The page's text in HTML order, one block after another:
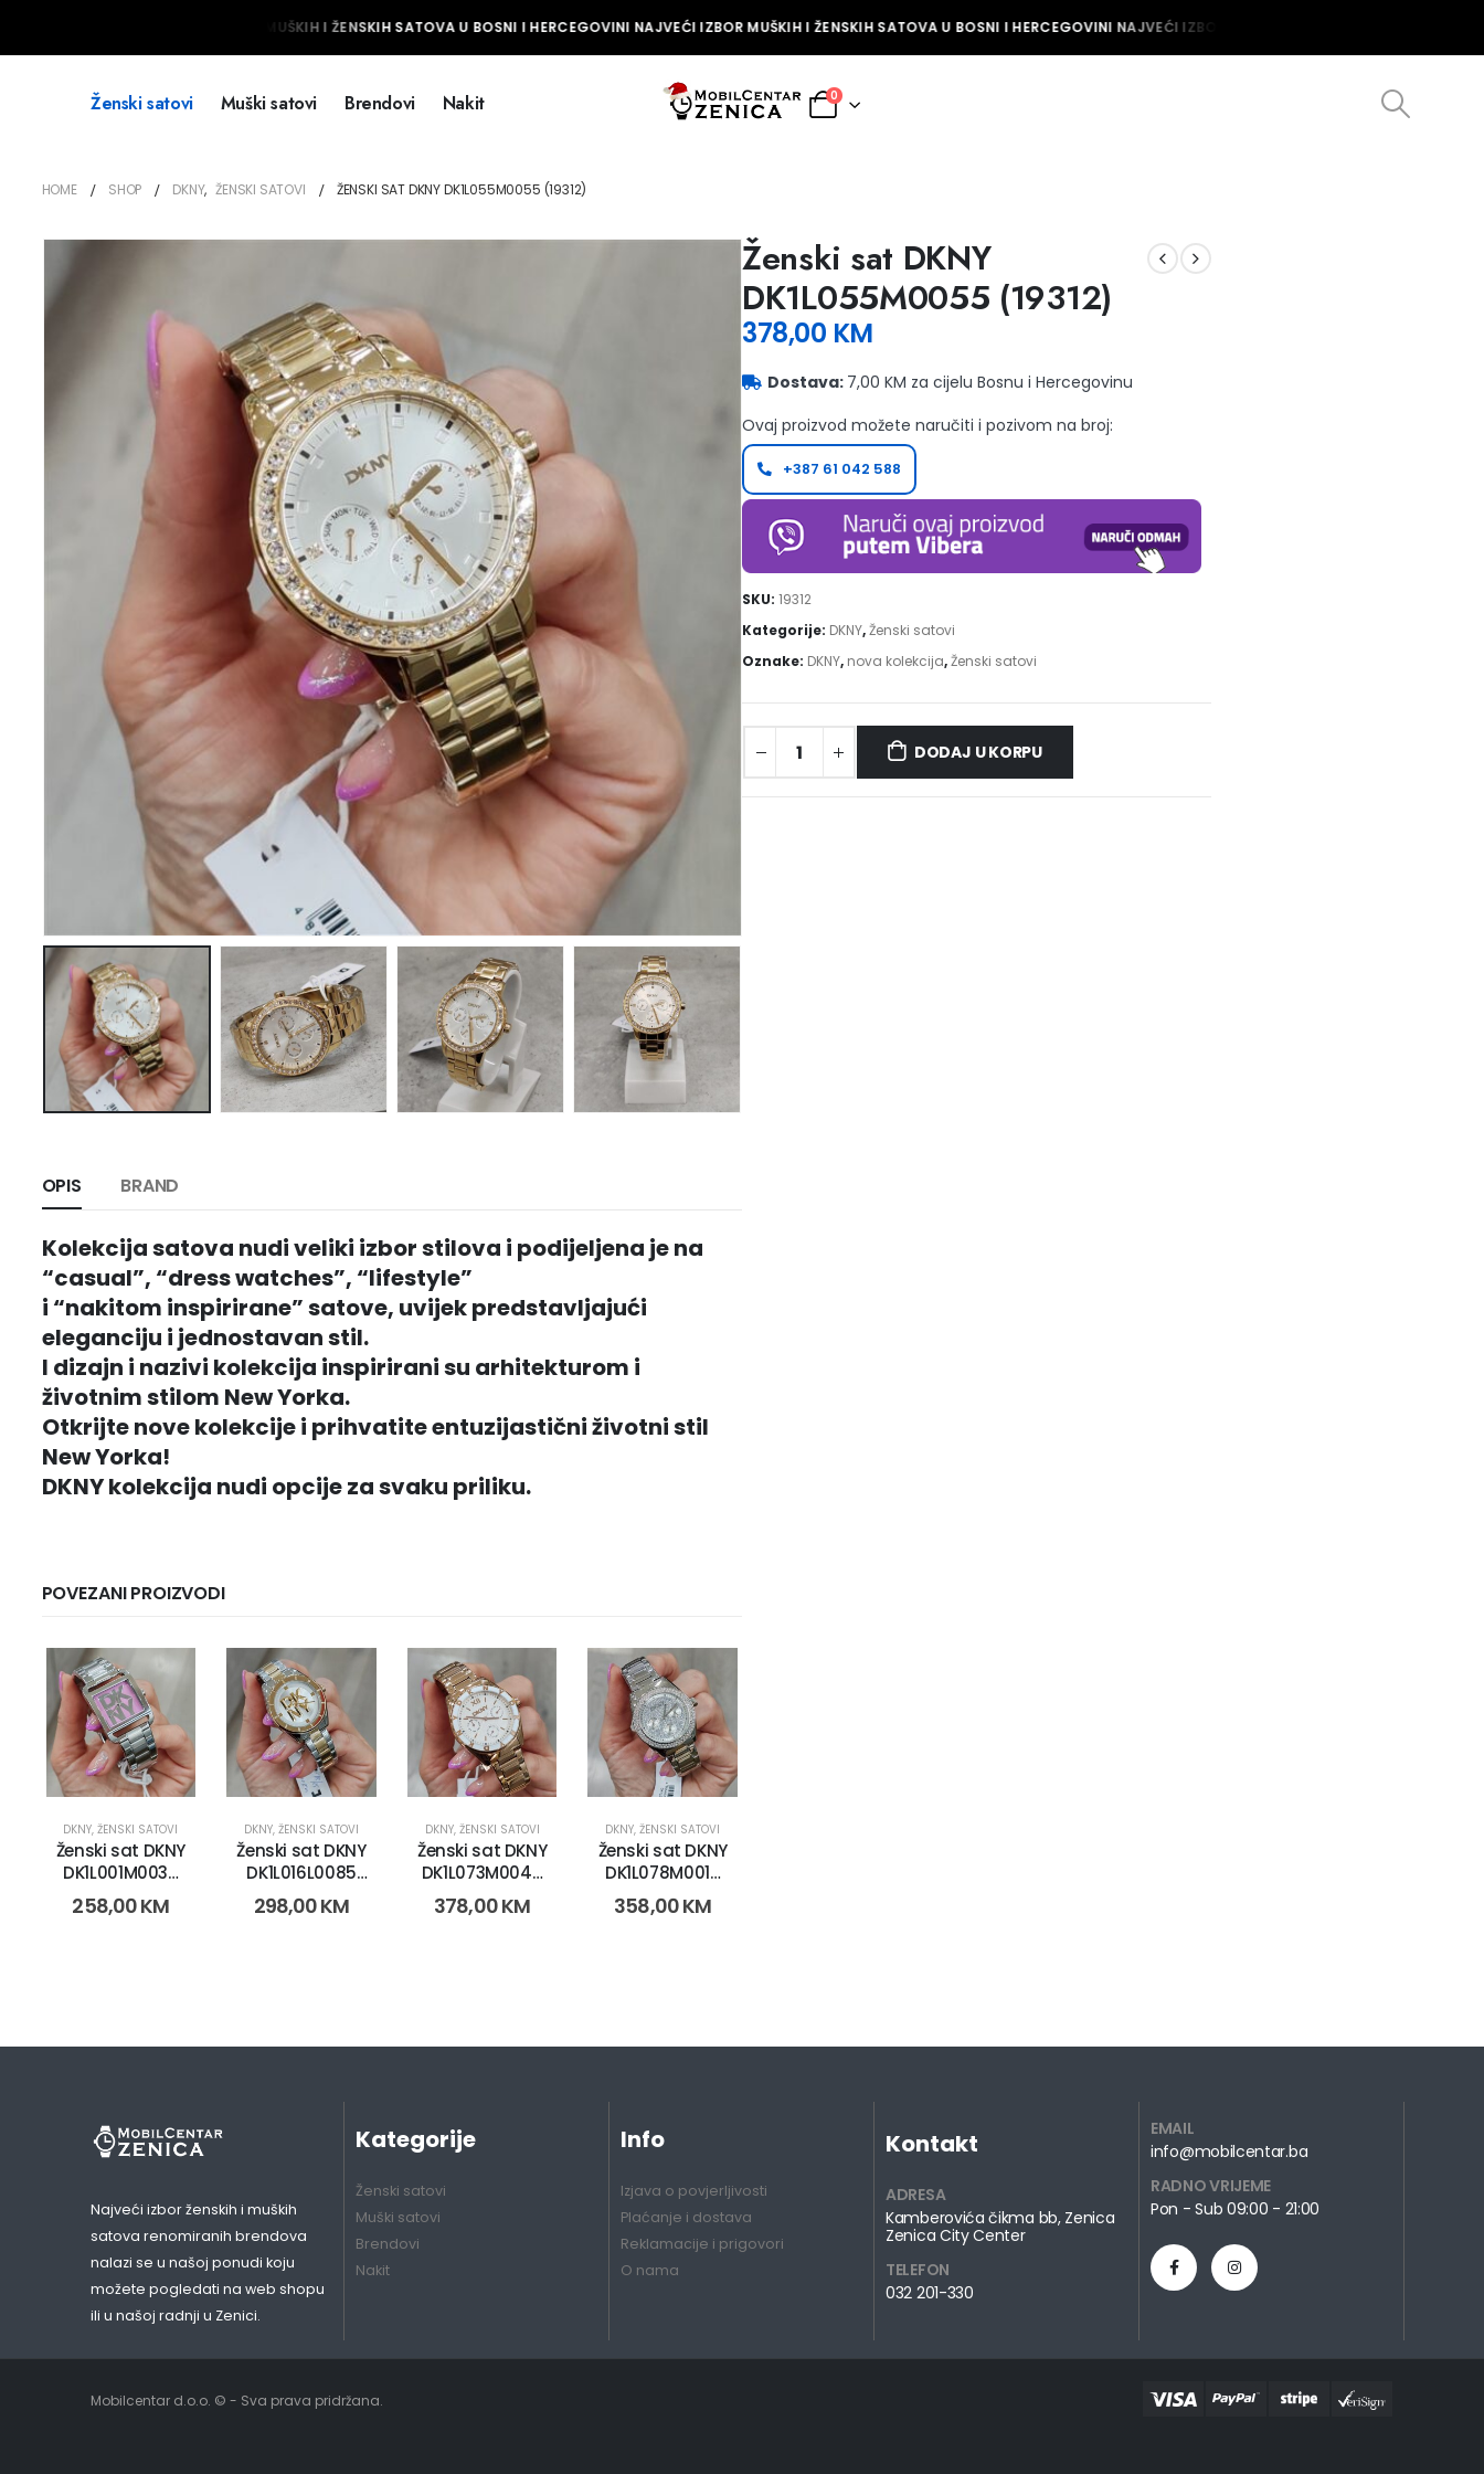
NAJVEĆI IZBOR MUŠKIH I ŽENSKIH SATOVA U BOSNI I HERCEGOVINI NAJVEĆI IZBOR MUŠKIH I ŽENSKIH SATOVA U BOSNI I HERCEGOVINI NAJVEĆI IZBOR MUŠKIH I ŽENSKIH SATOVA U
Ženski satovi Muški satovi Brendovi Nakit 0
HOME SHOP DKNY, ŽENSKI SATOVI ŽENSKI SAT DKNY DK1L055M0055 (19312)
OPIS BRAND
Kolekcija satova nudi veliki izbor stilova i podijeljena je na
“casual”, “dress watches”, “lifestyle”
i “nakitom inspirirane” satove, uvijek predstavljajući
eleganciju i jednostavan stil.
I dizajn i nazivi kolekcija inspirirani su arhitekturom i
životnim stilom New Yorka.
Otkrijte nove kolekcije i prihvatite entuzijastični životni stil
New Yorka!
DKNY kolekcija nudi opcije za svaku priliku.
POVEZANI PROIZVODI
DKNY,ŽENSKI SATOVI
Ženski sat DKNY
DK1L001M0035
(19350)
258,00KM
DKNY,ŽENSKI SATOVI
Ženski sat DKNY
DK1L016L0085
(19339)
298,00KM
DKNY, ŽENSKI SATOVI
Ženski sat DKNY
DK1L073M0045
(19306)
378,00KM
DKNY,ŽENSKI SATOVI
Ženski sat DKNY
DK1L078M0015
(19305)
358,00KM
Ženski sat DKNY
DK1L055M0055 (19312)
378,00 KM
Dostava: 7,00 KM za cijelu Bosnu i Hercegovinu
Ovaj proizvod možete naručiti i pozivom na broj:
+387 61 042 588
SKU: 19312
Kategorije: DKNY,Ženski satovi
Oznake: DKNY, nova kolekcija,Ženski satovi
DODAJ U KORPU
Najveći izbor ženskih i muških
satova renomiranih brendova
nalazi se u našoj ponudi koju
možete pogledati na web shopu
ili u našoj radnji u Zenici.
Kategorije
Ženski satovi
Muški satovi
Brendovi
Nakit
Info
Izjava o povjerljivosti
Plaćanje i dostava
Reklamacije i prigovori
O nama
Kontakt
ADRESA
Kamberovića čikma bb, Zenica
Zenica City Center
TELEFON
032 201-330
EMAIL
info@mobilcentar.ba
RADNO VRIJEME
Pon - Sub 09:00 - 21:00
Mobilcentar d.o.o. © - Sva prava pridržana.